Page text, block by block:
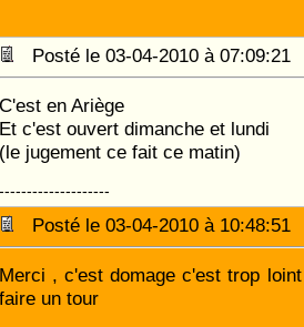
Posté le 03-04-2010 à
C'est en Ariège
Et c'est ouvert dimanche et lundi
(le jugement ce fait ce matin)
--------------------
Posté le 03-04-2010 à
Merci , c'est domage c'est trop
faire un tour